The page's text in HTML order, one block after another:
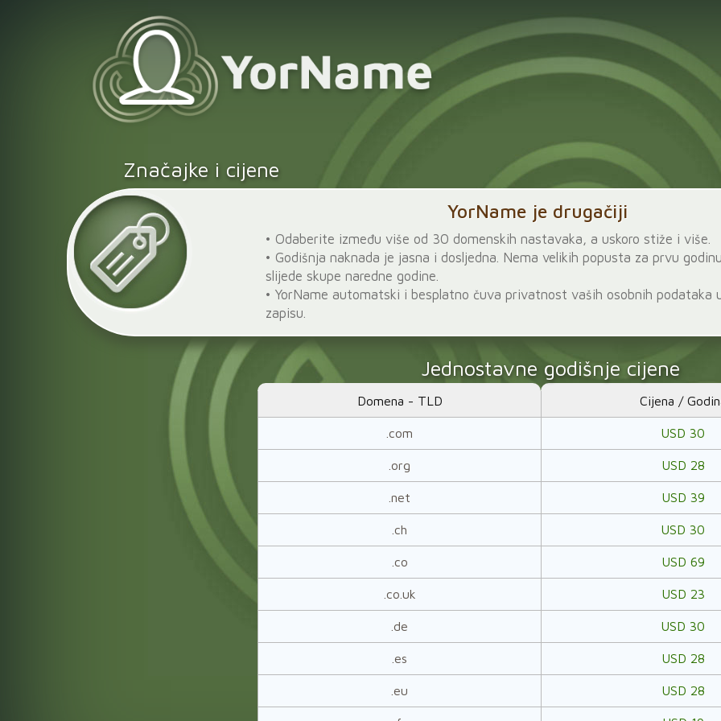
Značajke i cijene
YorName je drugačiji
• Odaberite između više od 30 domenskih nastavaka, a uskoro stiže i više.
• Godišnja naknada je jasna i dosljedna. Nema velikih popusta za prvu
slijede skupe naredne godine.
• YorName automatski i besplatno čuva privatnost vaših osobnih podataka
zapisu.
Jednostavne godišnje cijene
Domena - TLD Cijena /
.com USD 30
.org USD 28
.net USD 39
.ch USD 30
.co USD 69
.co.uk USD 23
.de USD 30
.es USD 28
.eu USD 28